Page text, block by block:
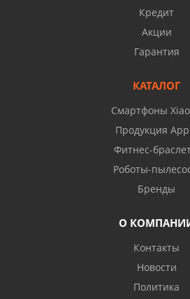
Кредит
Акции
Гарантия
КАТАЛОГ
Смартфоны
Продукция
Фитнес-
Роботы-
Бренды
О
Контакты
Новости
Политика